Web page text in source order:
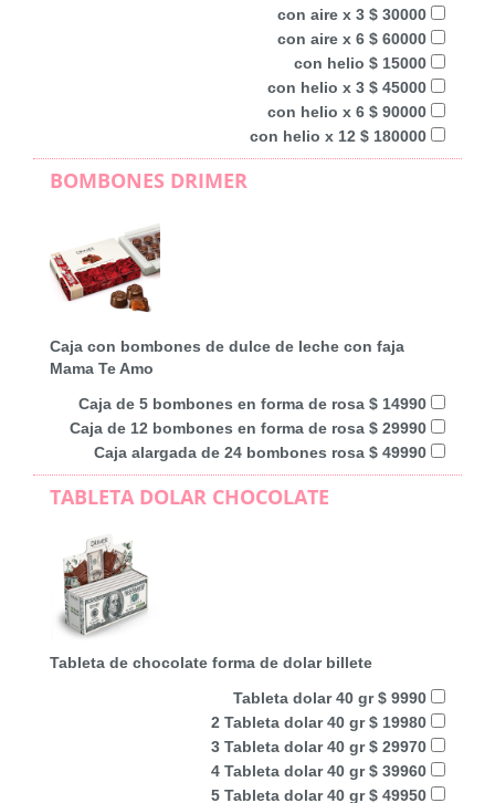
con aire x 3 $ 30000
con aire x 6 $ 60000
con helio $ 15000
con helio x 3 $ 45000
con helio x 6 $ 90000
con helio x 12 $ 180000
BOMBONES DRIMER
Caja con bombones de dulce de leche con faja
Mama Te Amo
Caja de 5 bombones en forma de rosa $ 14990
Caja de 12 bombones en forma de rosa $ 29990
Caja alargada de 24 bombones rosa $ 49990
TABLETA DOLAR CHOCOLATE
Tableta de chocolate forma de dolar billete
Tableta dolar 40 gr $ 9990
2 Tableta dolar 40 gr $ 19980
3 Tableta dolar 40 gr $ 29970
4 Tableta dolar 40 gr $ 39960
5 Tableta dolar 40 gr $ 49950